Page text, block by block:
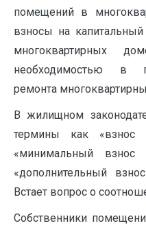
помещений в
взносы на
многоквартирных
необходимостью в
ремонта
В жилищном
термины как «взнос
«минимальный взнос
«дополнительный
Встает вопрос о
Собственники